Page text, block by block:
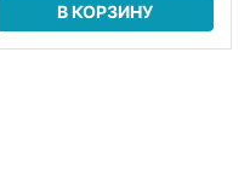
В КОРЗИНУ